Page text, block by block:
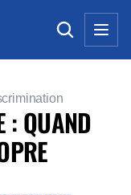
: QUAND